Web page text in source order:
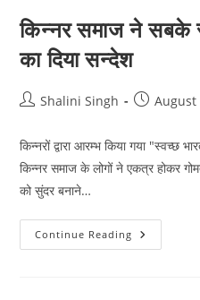
किन्नर समाज ने सबके
का दिया सन्देश
PostShalini Singh
PostAugust
किन्नरों द्वारा आरम्भ किया गया
किन्नर समाज के लोगों ने एकत्र होकर
को सुंदर बनाने…
Continue Reading किन्नर
समाज